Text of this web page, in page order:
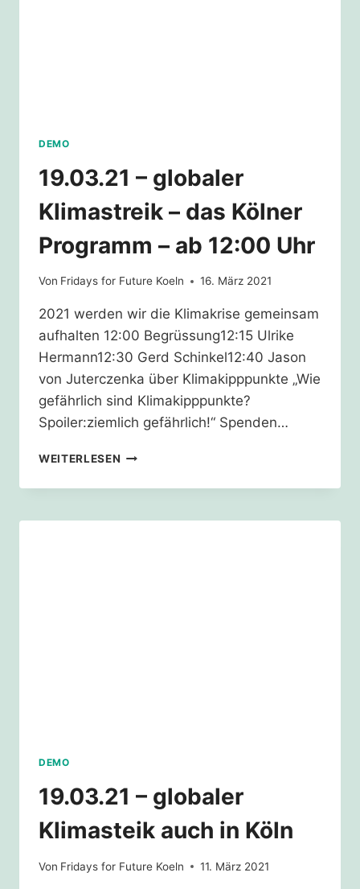
DEMO
19.03.21 – globaler
Klimastreik – das Kölner
Programm – ab 12:00 Uhr
Von Fridays for Future Koeln 16. März 2021
2021 werden wir die Klimakrise gemeinsam
aufhalten 12:00 Begrüssung12:15 Ulrike
Hermann12:30 Gerd Schinkel12:40 Jason
von Juterczenka über Klimakipppunkte „Wie
gefährlich sind Klimakipppunkte?
Spoiler:ziemlich gefährlich!“ Spenden…
WEITERLESEN 19.03.21
GLOBALER
–
DEMO
19.03.21 – globaler
Klimasteik auch in Köln
Von Fridays for Future Koeln 11. März 2021